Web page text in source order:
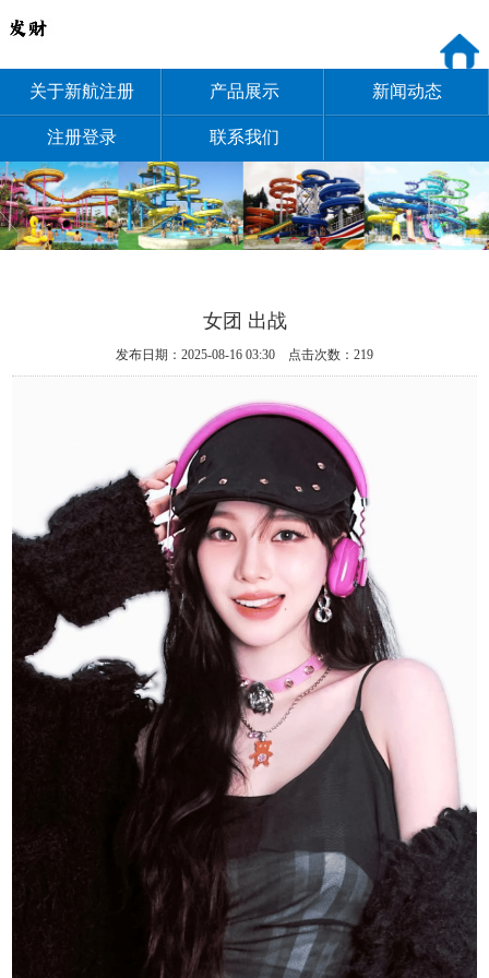
关于新航注册 产品展示 新闻动态
注册登录 联系我们
女团 出战
发布日期：2025-08-16 03:30 点击次数：219